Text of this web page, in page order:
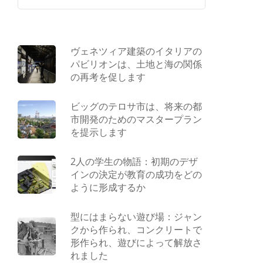
ヴェネツィア建築のイタリアの
パビリオンは、土地と海の関係
の再考を促します
ビッグのテロサ市は、将来の都
市開発のためのマスタープラン
を提示します
2人の学生の物語：初期のデザ
インの決定が教育の成功をどの
ように形成するか
型にはまらない遊び場：ジャン
クから作られ、コンクリートで
形作られ、遊びによって解放さ
れました